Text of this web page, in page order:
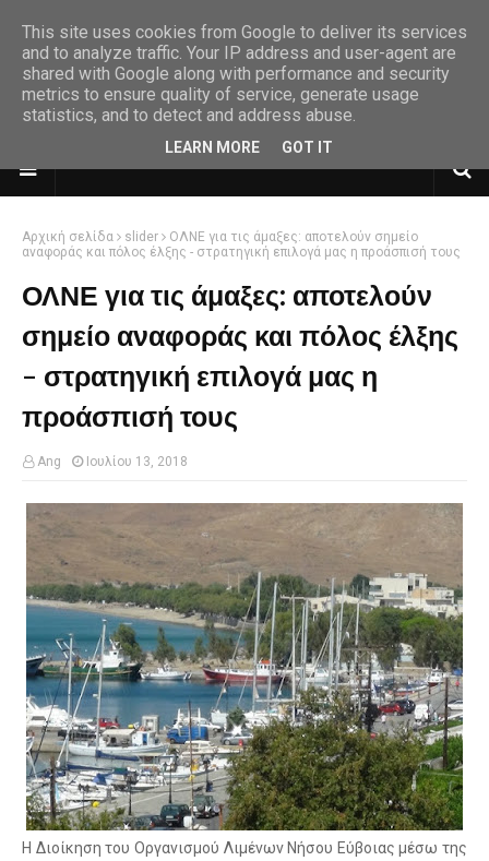
Αρχική σελίδα slider
ΟΛΝΕ για τις άμαξες: αποτελούν σημείο
αναφοράς και πόλος έλξης - στρατηγική επιλογά μας η προάσπισή τους
ΟΛΝΕ για τις άμαξες: αποτελούν
σημείο αναφοράς και πόλος έλξης
- στρατηγική επιλογά μας η
προάσπισή τους
Ang Ιουλίου 13, 2018
Η Διοίκηση του Οργανισμού Λιμένων Νήσου Εύβοιας μέσω της
This site uses cookies from Google to deliver its services
and to analyze traffic. Your IP address and user-agent are
shared with Google along with performance and security
metrics to ensure quality of service, generate usage
statistics, and to detect and address abuse.
LEARN MORE GOT IT